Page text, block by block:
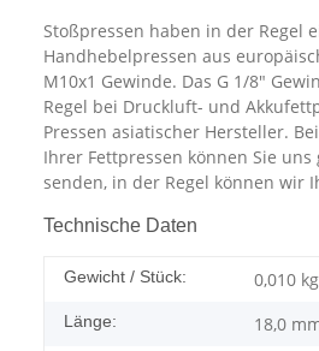
Stoßpressen haben in der Regel
Handhebelpressen aus
M10x1 Gewinde. Das G 1/8"
Regel bei Druckluft- und
Pressen asiatischer Hersteller.
Ihrer Fettpressen können Sie
senden, in der Regel können wir
Technische Daten
Gewicht / Stück: 0,010 kg
Länge: 18,0